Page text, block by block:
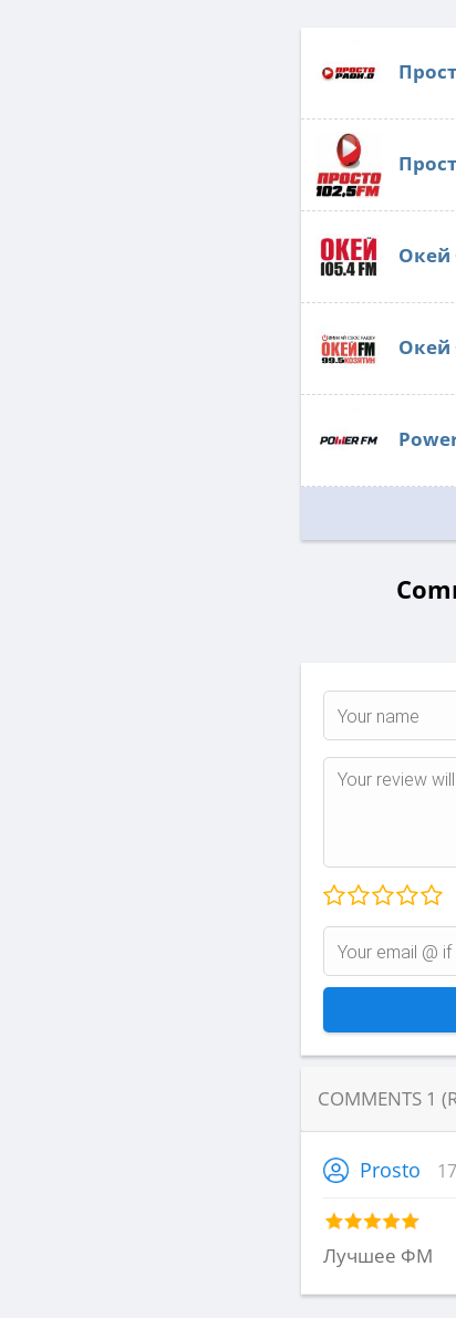
COMMENTS 1
Prosto
Лучшее ФМ